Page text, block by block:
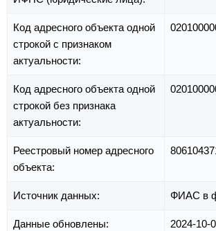
Код адресного объекта одной
строкой с признаком
актуальности:
Код адресного объекта одной
строкой без признака
актуальности:
Реестровый номер адресного
объекта:
Источник данных: ФИАС в
Данные обновлены: 2024-10-